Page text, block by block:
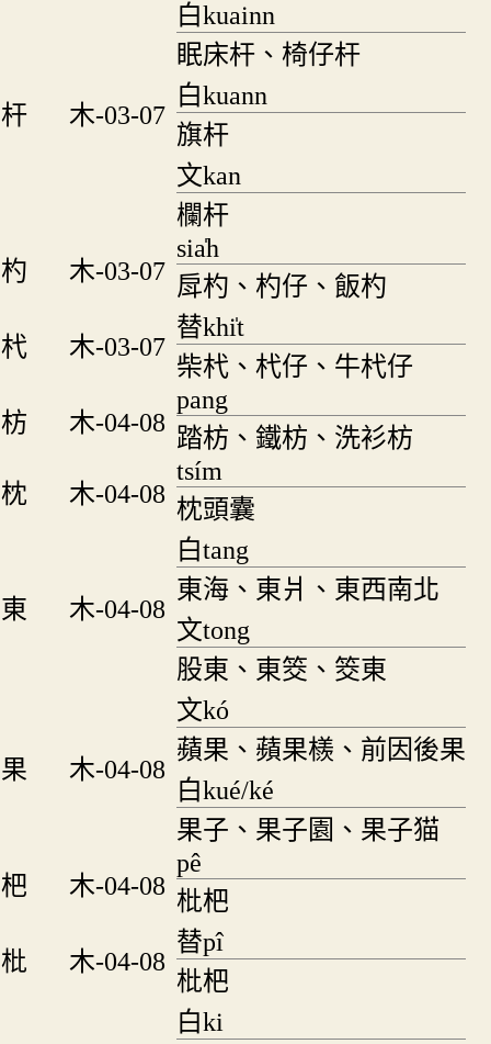
杆 木-03-07
白kuainn
眠床杆、椅仔杆
白kuann
旗杆
文kan
欄杆
杓
木-03-07
sia̍h
戽杓、杓仔、飯杓
杙 木-03-07
替khi̍t
柴杙、杙仔、牛杙仔
枋
木-04-08
pang
踏枋、鐵枋、洗衫枋
枕
木-04-08
tsím
枕頭囊
東 木-04-08
白tang
東海、東爿、東西南北
文tong
股東、東筊、筊東
果 木-04-08
文kó
蘋果、蘋果檨、前因後果
白kué/ké
果子、果子園、果子猫
杷
木-04-08
pê
枇杷
枇 木-04-08
替pî
枇杷
白ki